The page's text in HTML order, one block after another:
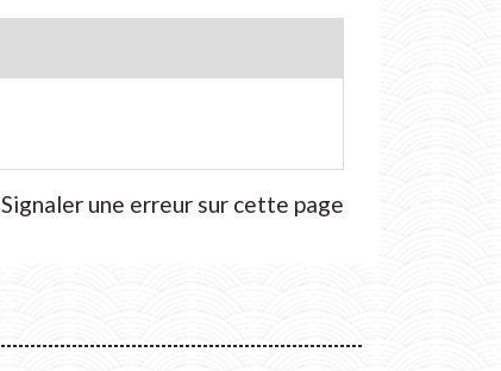
Signaler une erreur sur cette page